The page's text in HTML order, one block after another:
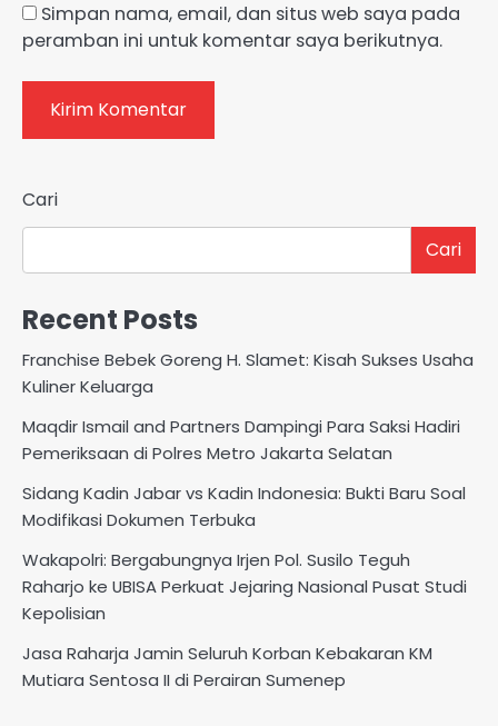
Simpan nama, email, dan situs web saya pada
peramban ini untuk komentar saya berikutnya.
Cari
Cari
Recent Posts
Franchise Bebek Goreng H. Slamet: Kisah Sukses Usaha
Kuliner Keluarga
Maqdir Ismail and Partners Dampingi Para Saksi Hadiri
Pemeriksaan di Polres Metro Jakarta Selatan
Sidang Kadin Jabar vs Kadin Indonesia: Bukti Baru Soal
Modifikasi Dokumen Terbuka
Wakapolri: Bergabungnya Irjen Pol. Susilo Teguh
Raharjo ke UBISA Perkuat Jejaring Nasional Pusat Studi
Kepolisian
Jasa Raharja Jamin Seluruh Korban Kebakaran KM
Mutiara Sentosa II di Perairan Sumenep